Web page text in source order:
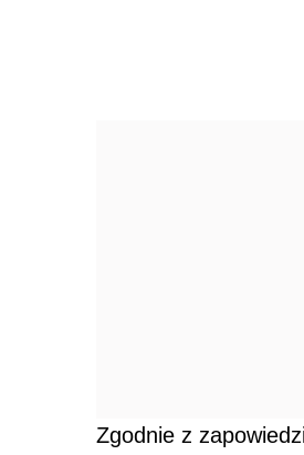
Zgodnie z